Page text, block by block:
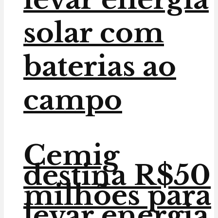
Cemig
destina R$50
milhões para
solar com
baterias ao
campo